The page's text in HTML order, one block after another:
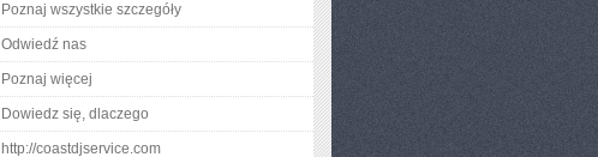
Poznaj wszystkie szczegóły
Odwiedź nas
Poznaj więcej
Dowiedz się, dlaczego
http://coastdjservice.com